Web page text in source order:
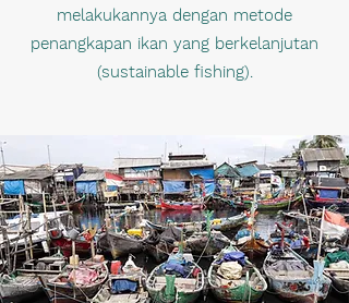
melakukannya dengan metode
penangkapan ikan yang berkelanjutan
(sustainable fishing).